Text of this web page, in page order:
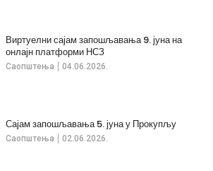
Саопштења 04.06.2026.
Виртуелни сајам запошљавања 9. јуна на
онлајн платформи НСЗ
Саопштења 02.06.2026.
Сајам запошљавања 5. јуна у Прокупљу